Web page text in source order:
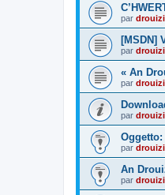
par
[MSDN]
par
« An
par
par
par
An
par